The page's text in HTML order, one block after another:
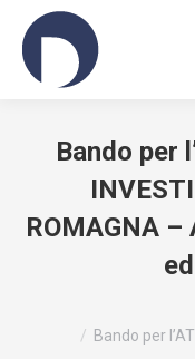
Bando per
ROMAGNA
Bando per